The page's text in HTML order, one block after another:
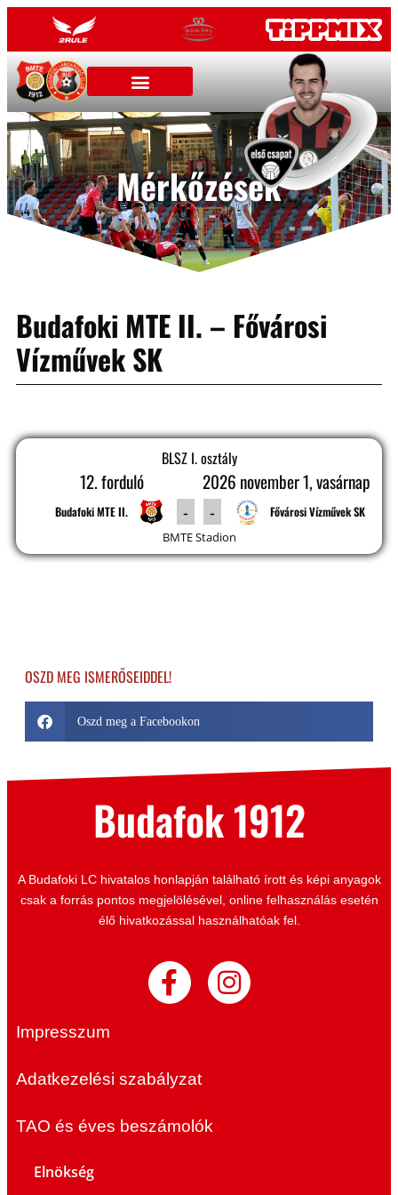
Mérkőzések
Budafoki MTE II. – Fővárosi
Vízművek SK
BLSZ I. osztály
12. forduló 2026 november 1, vasárnap
Budafoki MTE II. - - Fővárosi Vízművek SK
BMTE Stadion
OSZD MEG ISMERŐSEIDDEL!
Oszd meg a Facebookon
Budafok 1912
A Budafoki LC hivatalos honlapján található írott és képi anyagok
csak a forrás pontos megjelölésével, online felhasználás esetén
élő hivatkozással használhatóak fel.
Impresszum
Adatkezelési szabályzat
TAO és éves beszámolók
Elnökség